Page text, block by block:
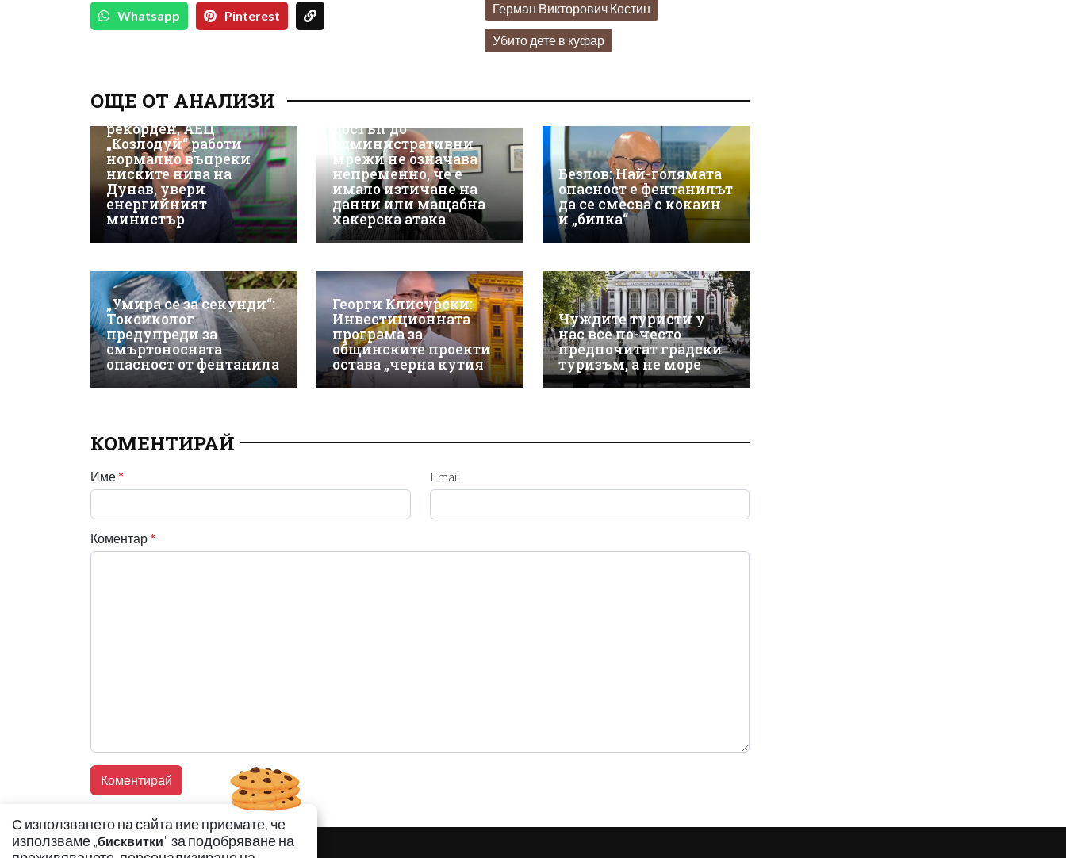
Whatsapp Pinterest Герман Викторович Костин
Убито дете в куфар
ОЩЕ ОТ АНАЛИЗИ
Износът на ток е
рекорден, АЕЦ
„Козлодуй“ работи
нормално въпреки
ниските нива на
Дунав, увери
енергийният
министър
киберсигурност:
достъп до
административни
мрежи не означава
непременно, че е
имало изтичане на
данни или мащабна
хакерска атака
Безлов: Най-голямата
опасност е фентанилът
да се смесва с кокаин
и „билка“
„Умира се за секунди“:
Токсиколог
предупреди за
смъртоносната
опасност от фентанила
Георги Клисурски:
Инвестиционната
програма за
общинските проекти
остава „черна кутия
Чуждите туристи у
нас все по-често
предпочитат градски
туризъм, а не море
КОМЕНТИРАЙ
Име * Email
Коментар *
С използването на сайта вие приемате, че
използваме „бисквитки" за подобряване на